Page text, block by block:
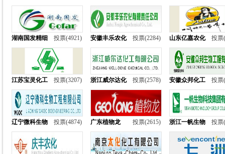
湖南国发精细 投票(4921) 安徽丰乐农化 投票(2284) 山东亿嘉农化 投票
江苏宝灵化工 投票(3207) 浙江威尔达化 投票(2578) 安徽众邦化工 投票
辽宁微科生物 投票(4874) 广东植物龙 投票(2615) 浙江一帆生物 投票